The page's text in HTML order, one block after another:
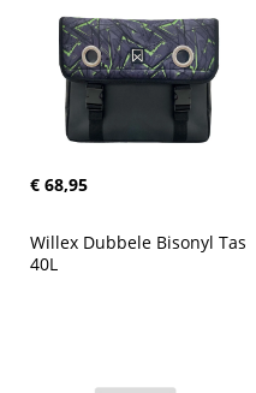
€ 68,95
Willex Dubbele Bisonyl Tas
40L